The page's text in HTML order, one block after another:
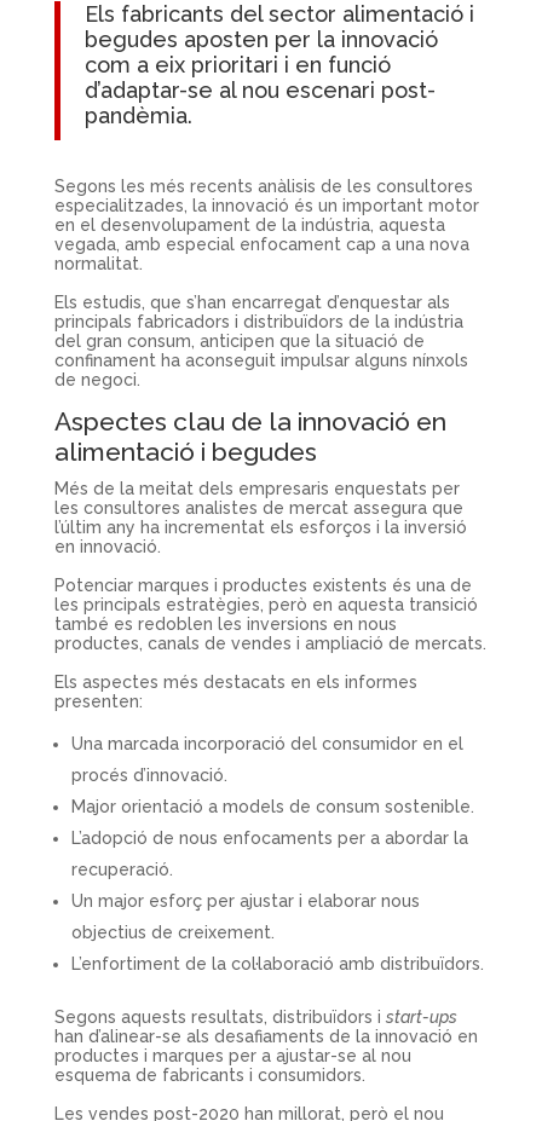
Els fabricants del sector alimentació i
begudes aposten per la innovació
com a eix prioritari i en funció
d’adaptar-se al nou escenari post-
pandèmia.
Segons les més recents anàlisis de les consultores
especialitzades, la innovació és un important motor
en el desenvolupament de la indústria, aquesta
vegada, amb especial enfocament cap a una nova
normalitat.
Els estudis, que s’han encarregat d’enquestar als
principals fabricadors i distribuïdors de la indústria
del gran consum, anticipen que la situació de
confinament ha aconseguit impulsar alguns nínxols
de negoci.
Aspectes clau de la innovació en
alimentació i begudes
Més de la meitat dels empresaris enquestats per
les consultores analistes de mercat assegura que
l’últim any ha incrementat els esforços i la inversió
en innovació.
Potenciar marques i productes existents és una de
les principals estratègies, però en aquesta transició
també es redoblen les inversions en nous
productes, canals de vendes i ampliació de mercats.
Els aspectes més destacats en els informes
presenten:
Una marcada incorporació del consumidor en el
procés d’innovació.
Major orientació a models de consum sostenible.
L’adopció de nous enfocaments per a abordar la
recuperació.
Un major esforç per ajustar i elaborar nous
objectius de creixement.
L’enfortiment de la col·laboració amb distribuïdors.
Segons aquests resultats, distribuïdors i start-ups
han d’alinear-se als desafiaments de la innovació en
productes i marques per a ajustar-se al nou
esquema de fabricants i consumidors.
Les vendes post-2020 han millorat, però el nou